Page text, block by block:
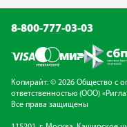
8-800-777-03-03
Копирайт: © 2026 Общество с
ответственностью (ООО)
Все права защищены